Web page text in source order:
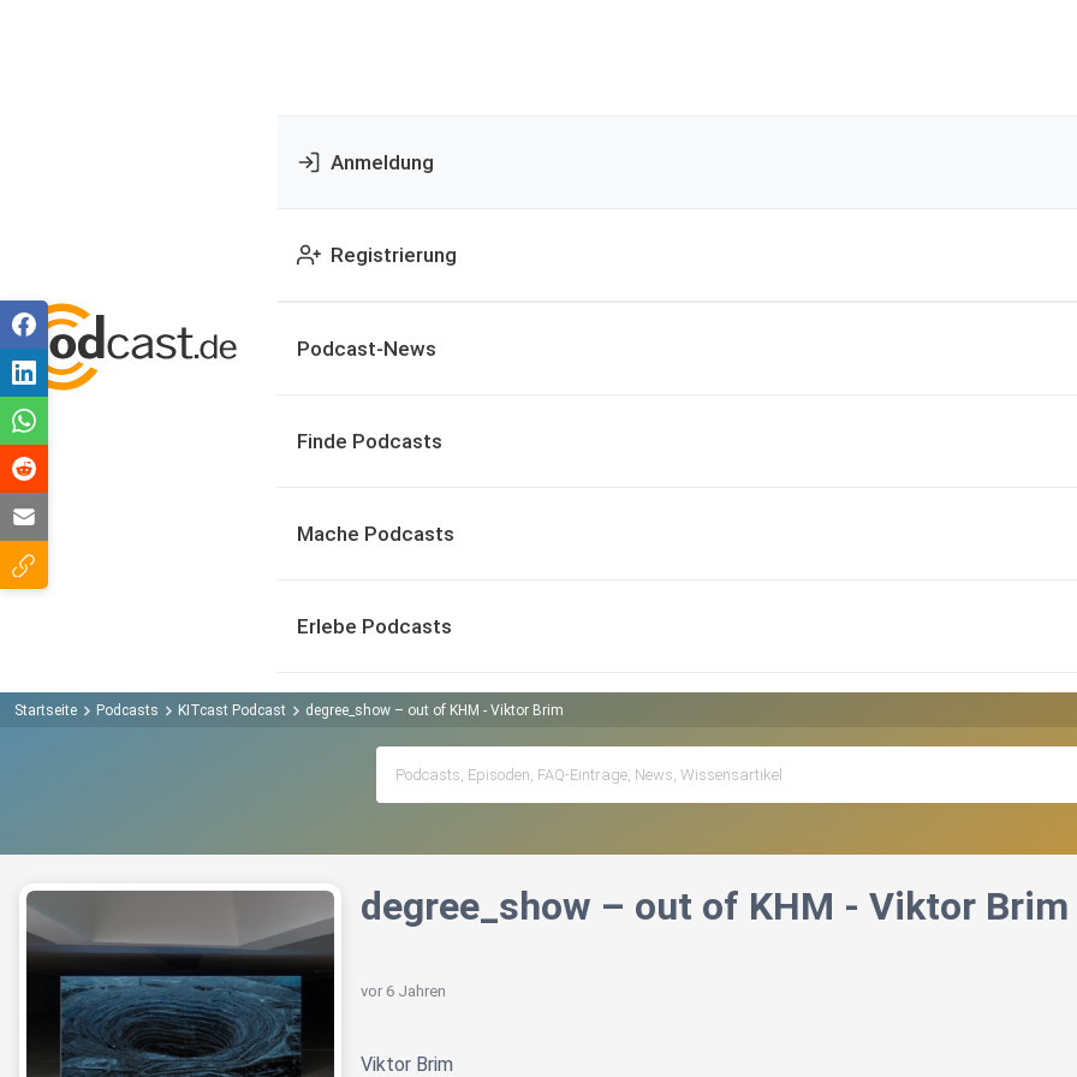
Anmeldung
Registrierung
Podcast-News
Finde Podcasts
Mache Podcasts
Erlebe Podcasts
Startseite Podcasts KITcast Podcast degree_show – out of KHM - Viktor Brim
degree_show – out of KHM - Viktor Brim
vor 6 Jahren
Viktor Brim